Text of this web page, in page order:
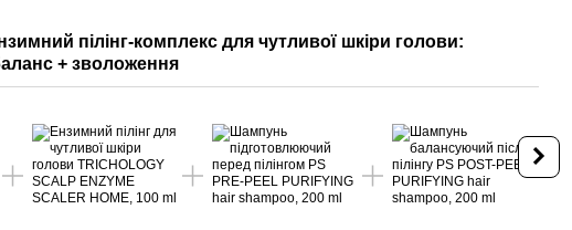
пілінг-комплекс для чутливої шкіри голови:
+ зволоження